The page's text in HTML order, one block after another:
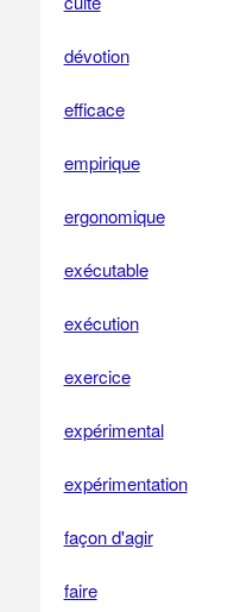
dévotion
efficace
empirique
ergonomique
exécutable
exécution
exercice
expérimental
expérimentation
façon d'agir
faire